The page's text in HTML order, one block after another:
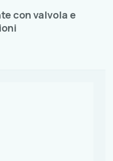
con valvola e